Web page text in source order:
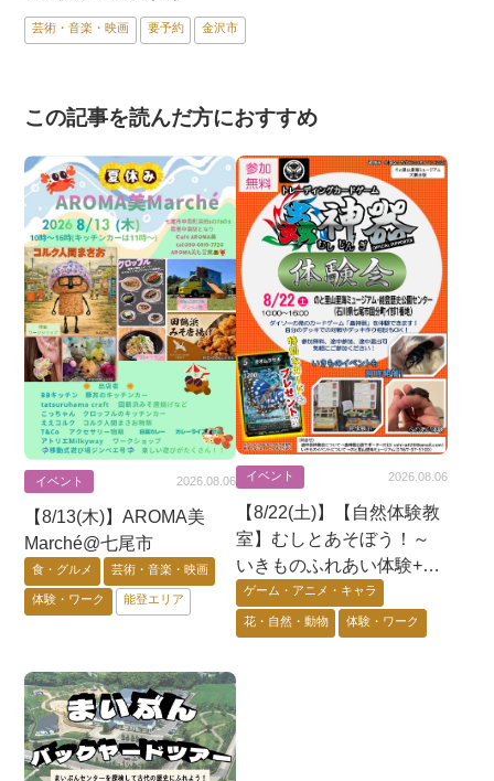
芸術・音楽・映画 要予約 金沢市
この記事を読んだ方におすすめ
イベント 2026.08.06
【8/13(木)】AROMA美
Marché@七尾市
食・グルメ 芸術・音楽・映画
体験・ワーク 能登エリア
イベント 2026.08.06
【8/22(土)】【自然体験教
室】むしとあそぼう！～
いきものふれあい体験+昆
虫展示+蟲神器体験会〜@
七尾市
ゲーム・アニメ・キャラ
花・自然・動物 体験・ワーク